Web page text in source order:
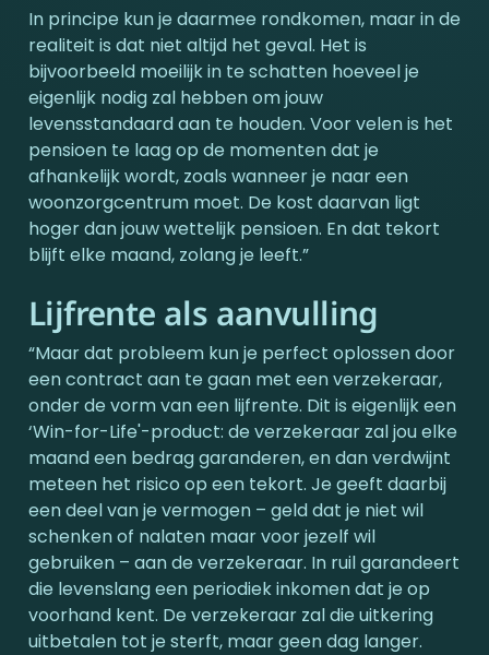
In principe kun je daarmee rondkomen, maar in de
realiteit is dat niet altijd het geval. Het is
bijvoorbeeld moeilijk in te schatten hoeveel je
eigenlijk nodig zal hebben om jouw
levensstandaard aan te houden. Voor velen is het
pensioen te laag op de momenten dat je
afhankelijk wordt, zoals wanneer je naar een
woonzorgcentrum moet. De kost daarvan ligt
hoger dan jouw wettelijk pensioen. En dat tekort
blijft elke maand, zolang je leeft.”
Lijfrente als aanvulling
“Maar dat probleem kun je perfect oplossen door
een contract aan te gaan met een verzekeraar,
onder de vorm van een lijfrente. Dit is eigenlijk een
‘Win-for-Life'-product: de verzekeraar zal jou elke
maand een bedrag garanderen, en dan verdwijnt
meteen het risico op een tekort. Je geeft daarbij
een deel van je vermogen – geld dat je niet wil
schenken of nalaten maar voor jezelf wil
gebruiken – aan de verzekeraar. In ruil garandeert
die levenslang een periodiek inkomen dat je op
voorhand kent. De verzekeraar zal die uitkering
uitbetalen tot je sterft, maar geen dag langer.